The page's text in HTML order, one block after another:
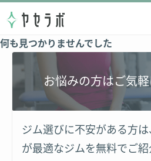
何も見つかりませんでした
お悩みの方はご気
ジム選びに不安がある方
が最適なジムを無料でご紹